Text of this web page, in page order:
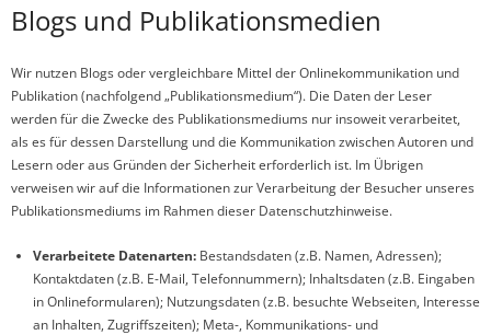
Blogs und Publikationsmedien
Wir nutzen Blogs oder vergleichbare Mittel der Onlinekommunikation und
Publikation (nachfolgend „Publikationsmedium“). Die Daten der Leser
werden für die Zwecke des Publikationsmediums nur insoweit verarbeitet,
als es für dessen Darstellung und die Kommunikation zwischen Autoren und
Lesern oder aus Gründen der Sicherheit erforderlich ist. Im Übrigen
verweisen wir auf die Informationen zur Verarbeitung der Besucher unseres
Publikationsmediums im Rahmen dieser Datenschutzhinweise.
Verarbeitete Datenarten: Bestandsdaten (z.B. Namen, Adressen);
Kontaktdaten (z.B. E-Mail, Telefonnummern); Inhaltsdaten (z.B. Eingaben
in Onlineformularen); Nutzungsdaten (z.B. besuchte Webseiten, Interesse
an Inhalten, Zugriffszeiten); Meta-, Kommunikations- und